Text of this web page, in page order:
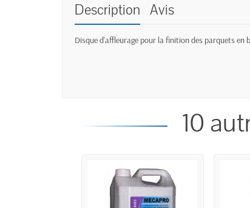
Description Avis
Disque d'affleurage pour la finition des parquets en
10